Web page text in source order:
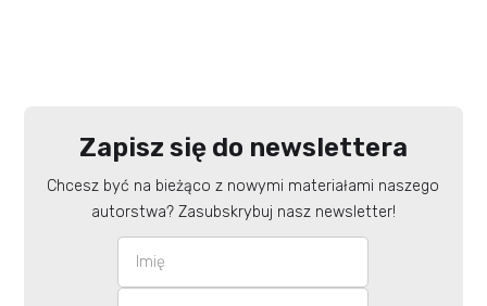
Zapisz się do newslettera
Chcesz być na bieżąco z nowymi materiałami naszego
autorstwa? Zasubskrybuj nasz newsletter!